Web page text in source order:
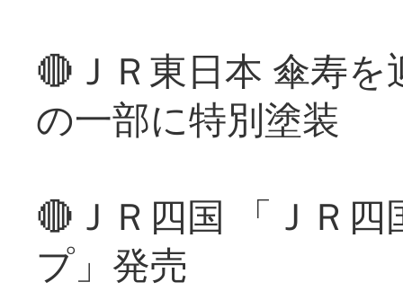
🔴ＪＲ東日本 傘寿
の一部に特別塗装
🔴ＪＲ四国 「ＪＲ
プ」発売